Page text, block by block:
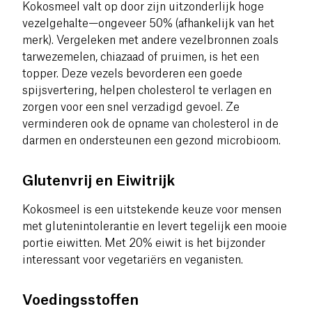
Kokosmeel valt op door zijn uitzonderlijk hoge
vezelgehalte—ongeveer 50% (afhankelijk van het
merk). Vergeleken met andere vezelbronnen zoals
tarwezemelen, chiazaad of pruimen, is het een
topper. Deze vezels bevorderen een goede
spijsvertering, helpen cholesterol te verlagen en
zorgen voor een snel verzadigd gevoel. Ze
verminderen ook de opname van cholesterol in de
darmen en ondersteunen een gezond microbioom.
Glutenvrij en Eiwitrijk
Kokosmeel is een uitstekende keuze voor mensen
met glutenintolerantie en levert tegelijk een mooie
portie eiwitten. Met 20% eiwit is het bijzonder
interessant voor vegetariërs en veganisten.
Voedingsstoffen